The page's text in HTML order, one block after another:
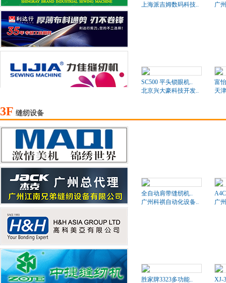
上海派吉姆数码科技..
广
SC500 平头锁眼机..
北京兴大豪科技开发..
富
天
3F 缝纫设备
全自动肩带缝纫机..
广州科祺自动化设备..
广
胜家牌3323多功能.. XJ-